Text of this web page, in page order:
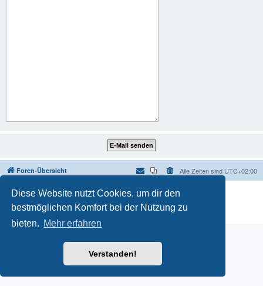
Diese Website nutzt Cookies, um dir den
bestmöglichen Komfort bei der Nutzung zu
bieten. Mehr erfahren
Verstanden!
Foren-Übersicht Alle Zeiten sind UTC+02:00
Powered byphpBB® Forum Software © phpBB Limited
Deutsche Übersetzung durch
Datenschutz |Nutzungsbedingungen